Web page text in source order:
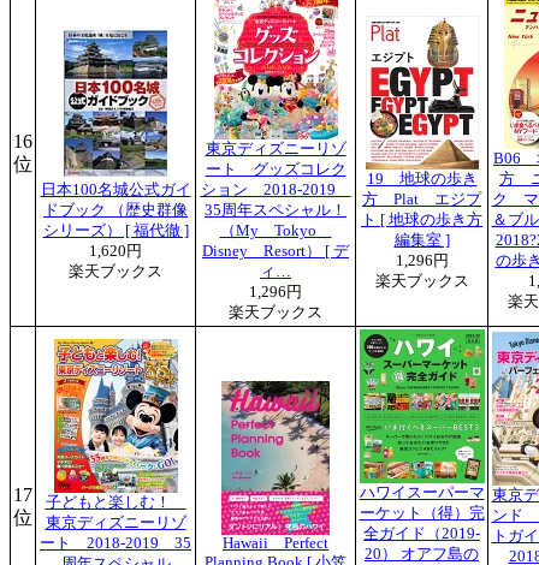
16
位
日本100名城公式ガイ
ドブック （歴史群像
シリーズ） [ 福代徹 ]
1,620円
楽天ブックス
東京ディズニーリゾ
ート グッズコレク
ション 2018-2019
35周年スペシャル！
（My Tokyo
Disney Resort） [ デ
ィ…
1,296円
楽天ブックス
19 地球の歩き
方 Plat エジプ
ト [ 地球の歩き方
編集室 ]
1,296円
楽天ブックス
B06
方
ク マ
＆ブ
の歩
楽
17
位
子どもと楽しむ！
東京ディズニーリゾ
ート 2018-2019 35
Hawaii Perfect
ハワイスーパーマ
ーケット（得）完
全ガイド（2019-
20） オアフ島の
東京
ンド
トガ